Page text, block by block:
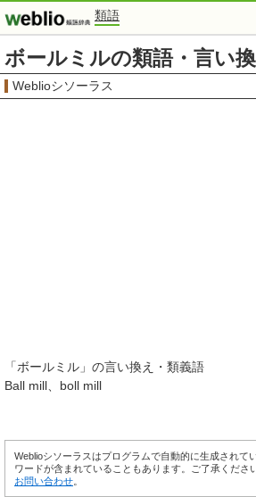
類語
ボールミルの類語・言い
Weblioシソーラス
「ボールミル 」の言い換え・類義語
Ball mill
boll mill
Weblioシソーラスはプログラムで自動的に生成されて
ワードが含まれていることもあります。ご了承くださ
お問い合わせ